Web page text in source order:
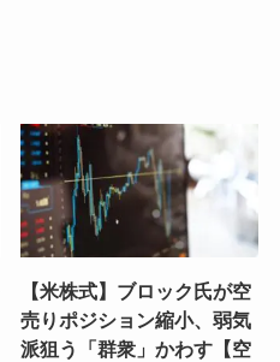
【米株式】ブロック氏が空
売りポジション縮小、弱気
派狙う「群衆」かわす【空